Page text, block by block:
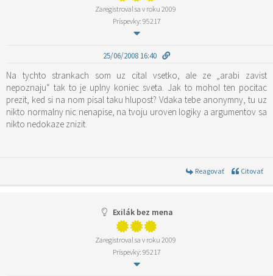
Zaregistroval sa v roku 2009
Príspevky: 95217
25/06/2008 16:40
Na tychto strankach som uz cital vsetko, ale ze „arabi zavist
nepoznaju“ tak to je uplny koniec sveta. Jak to mohol ten pocitac
prezit, ked si na nom pisal taku hlupost? Vdaka tebe anonymny, tu uz
nikto normalny nic nenapise, na tvoju uroven logiky a argumentov sa
nikto nedokaze znizit.
Reagovať Citovať
Exilák bez mena
Zaregistroval sa v roku 2009
Príspevky: 95217